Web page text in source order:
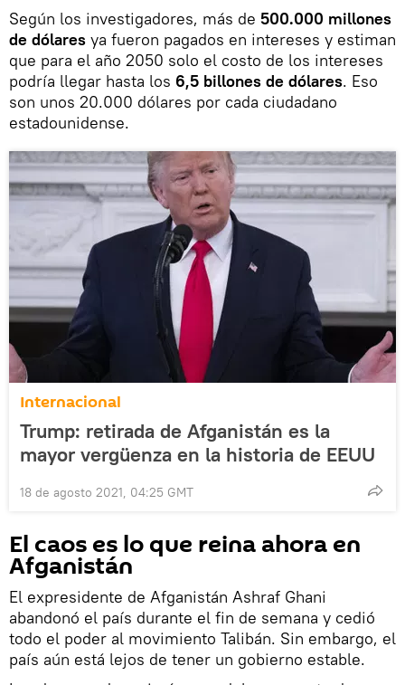
Según los investigadores, más de 500.000 millones
de dólares ya fueron pagados en intereses y estiman
que para el año 2050 solo el costo de los intereses
podría llegar hasta los 6,5 billones de dólares. Eso
son unos 20.000 dólares por cada ciudadano
estadounidense.
Internacional
Trump: retirada de Afganistán es la
mayor vergüenza en la historia de EEUU
18 de agosto 2021, 04:25 GMT
El caos es lo que reina ahora en
Afganistán
El expresidente de Afganistán Ashraf Ghani
abandonó el país durante el fin de semana y cedió
todo el poder al movimiento Talibán. Sin embargo, el
país aún está lejos de tener un gobierno estable.